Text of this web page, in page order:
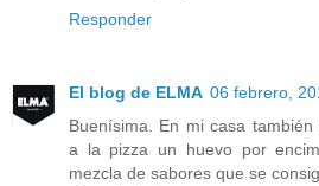
Responder
El blog de ELMA 06 febrero,
Buenísima. En mi casa
a la pizza un huevo por
mezcla de sabores que se